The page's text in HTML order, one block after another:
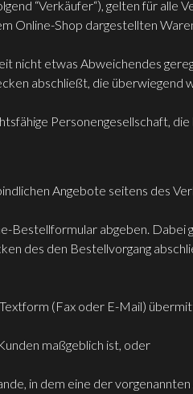
“Verkäufer“), gelten für alle
Online-Shop dargestellten
nicht etwas Abweichendes
abschließt, die
Personengesellschaft,
Angebote seitens des
abgeben. Dabei
des den Bestellvorgang
(Fax oder E-Mail)
maßgeblich ist, oder
in dem eine der